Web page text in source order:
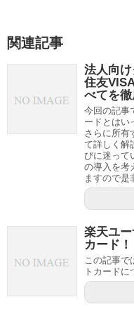
関連記事
法人向
住友
べてを徹
今回の記事
ードとはい
さらに所有
て詳しく解
びに迷って
の導入を考
ますので是
楽天ユ
カード！
この記事で
トカードに